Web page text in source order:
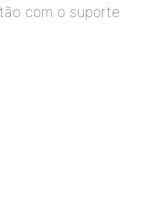
com o suporte